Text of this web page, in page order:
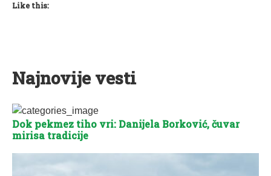
Like this:
Najnovije vesti
Dok pekmez tiho vri: Danijela Borković, čuvar
mirisa tradicije